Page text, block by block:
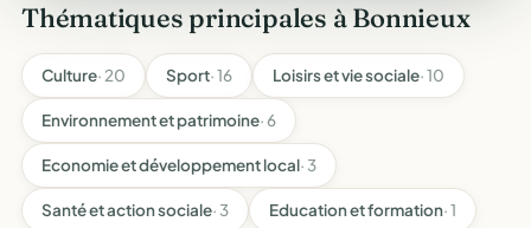
Thématiques principales à Bonnieux
Culture· 20 Sport· 16 Loisirs et vie sociale· 10
Environnement et patrimoine· 6
Economie et développement local· 3
Santé et action sociale· 3 Education et formation· 1